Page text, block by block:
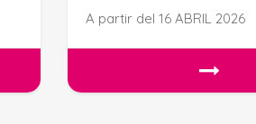
- TARDOR CULTURAL!
- GAUDEIX DE LA CULTURA
A partir del 16 ABRIL 2026